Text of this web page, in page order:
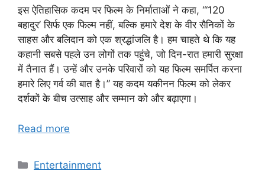
इस ऐतिहासिक कदम पर फिल्म के निर्माताओं ने कहा, “‘120
बहादुर’ सिर्फ एक फिल्म नहीं, बल्कि हमारे देश के वीर सैनिकों के
साहस और बलिदान को एक श्रद्धांजलि है। हम चाहते थे कि यह
कहानी सबसे पहले उन लोगों तक पहुंचे, जो दिन-रात हमारी सुरक्षा
में तैनात हैं। उन्हें और उनके परिवारों को यह फिल्म समर्पित करना
हमारे लिए गर्व की बात है।” यह कदम यकीनन फिल्म को लेकर
दर्शकों के बीच उत्साह और सम्मान को और बढ़ाएगा।
Read more
Categories
Entertainment